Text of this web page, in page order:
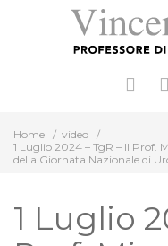
Home / video /
1 Luglio 2024 – TgR – Il Prof.
della Giornata Nazionale di
1 Luglio